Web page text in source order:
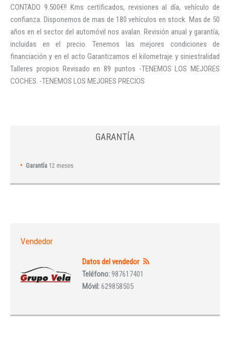
CONTADO 9.500€!! Kms certificados, revisiones al día, vehículo de
confianza. Disponemos de mas de 180 vehículos en stock. Mas de 50
años en el sector del automóvil nos avalan. Revisión anual y garantía,
incluidas en el precio. Tenemos las mejores condiciones de
financiación y en el acto Garantizamos el kilometraje y siniestralidad
Talleres propios Revisado en 89 puntos -TENEMOS LOS MEJORES
COCHES. -TENEMOS LOS MEJORES PRECIOS
GARANTÍA
Garantía 12 meses
Vendedor
Datos del vendedor
Teléfono:987617401
Móvil:629858505